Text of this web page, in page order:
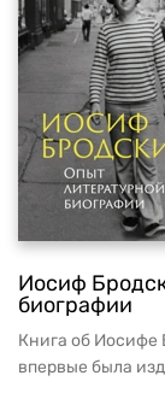
Иосиф
биографии
Книга об Иосифе
впервые была